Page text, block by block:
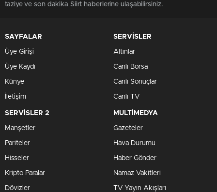
taziye ve son dakika Siirt haberlerine ulaşabilirsiniz.
SAYFALAR
Üye Girişi
Üye Kaydı
Künye
İletişim
SERVİSLER
Altınlar
Canlı Borsa
Canlı Sonuçlar
Canlı TV
SERVİSLER 2
Manşetler
Pariteler
Hisseler
Kripto Paralar
Dövizler
MULTİMEDYA
Gazeteler
Hava Durumu
Haber Gönder
Namaz Vakitleri
TV Yayın Akışları